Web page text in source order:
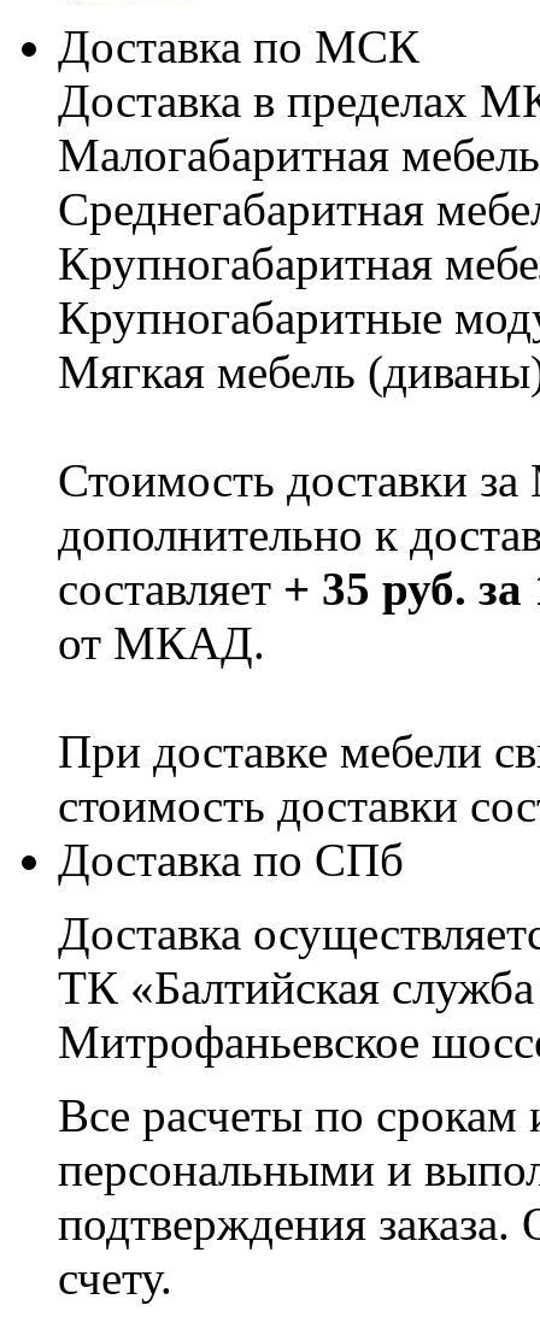
Доставка по МСК
Доставка в пределах
Малогабаритная
Cреднегабаритная
Крупногабаритная
Крупногабаритные
Мягкая мебель
Стоимость доставки
дополнительно к
составляет + 35 руб.
от МКАД.
При доставке мебели
стоимость доставки
Доставка по СПб
Доставка
ТК «Балтийская
Митрофаньевское
Все расчеты по срокам
персональными и
подтверждения заказа.
счету.